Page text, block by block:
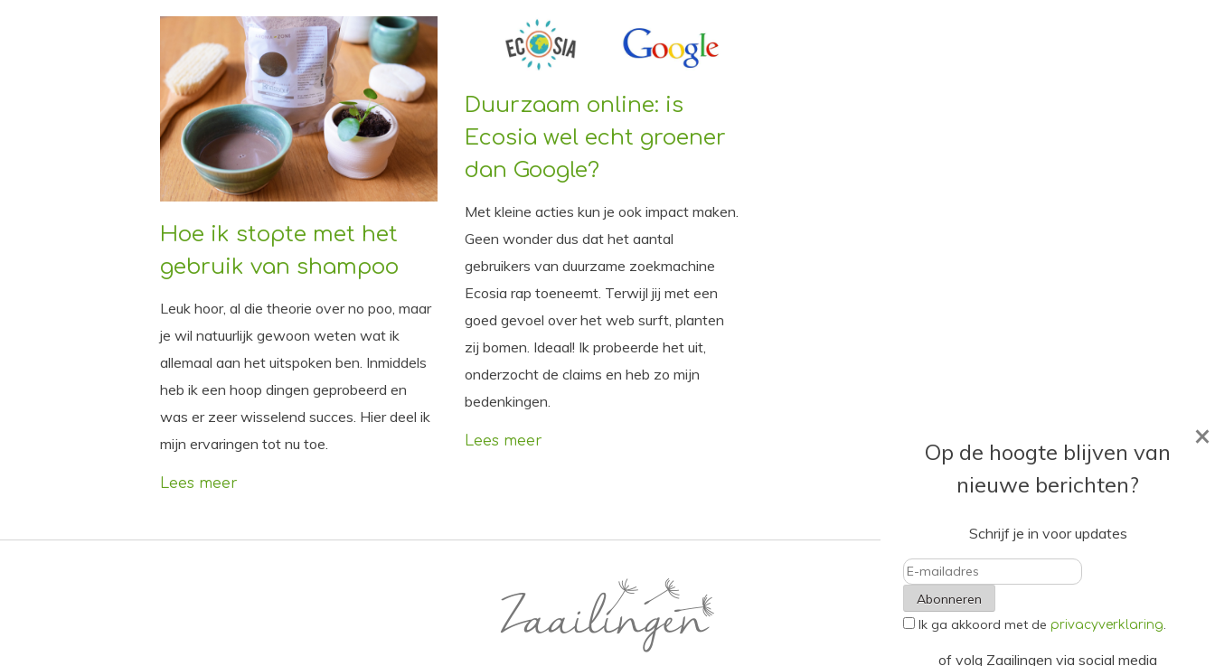
Hoe ik stopte met het
gebruik van shampoo
Leuk hoor, al die theorie over no poo, maar
je wil natuurlijk gewoon weten wat ik
allemaal aan het uitspoken ben. Inmiddels
heb ik een hoop dingen geprobeerd en
was er zeer wisselend succes. Hier deel ik
mijn ervaringen tot nu toe.
Lees meer
Duurzaam online: is
Ecosia wel echt groener
dan Google?
Met kleine acties kun je ook impact maken.
Geen wonder dus dat het aantal
gebruikers van duurzame zoekmachine
Ecosia rap toeneemt. Terwijl jij met een
goed gevoel over het web surft, planten
zij bomen. Ideaal! Ik probeerde het uit,
onderzocht de claims en heb zo mijn
bedenkingen.
Lees meer
Op de hoogte blijven van
nieuwe berichten?
Schrijf je in voor updates
E-
mailadres
Ik ga akkoord met de privacyverklaring.
of volg Zaailingen via social media
×